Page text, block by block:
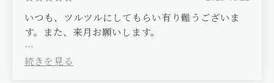
He also has a wealth of knowledge about
products and skin, so I'm grateful that I can
consult him about anything. I look forward to
working with him in the future.
いつも、ツルツルにしてもらい有り難うございま
す。また、来月お願いします。
(Translated by Google)